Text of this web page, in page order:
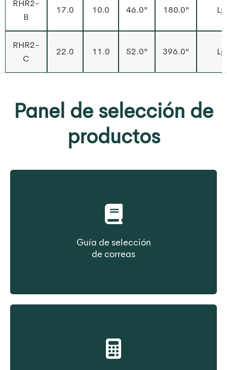
RHR2-
B
17.0 10.0 46.0" 180.0" Lp
RHR2-
C
22.0 11.0 52.0" 396.0" Lp
Panel de selección de
productos
Guía de selección
de correas
construcción